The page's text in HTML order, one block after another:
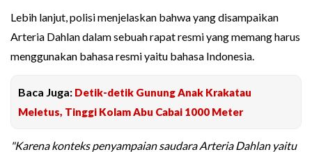
Lebih lanjut, polisi menjelaskan bahwa yang disampaikan
Arteria Dahlan dalam sebuah rapat resmi yang memang harus
menggunakan bahasa resmi yaitu bahasa Indonesia.
Baca Juga: Detik-detik Gunung Anak Krakatau
Meletus, Tinggi Kolam Abu Cabai 1000 Meter
"Karena konteks penyampaian saudara Arteria Dahlan yaitu